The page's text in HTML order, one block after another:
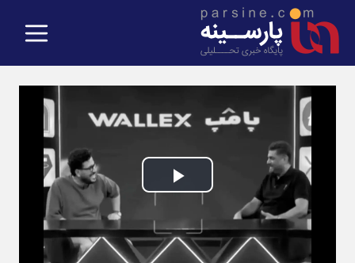
Play
Video